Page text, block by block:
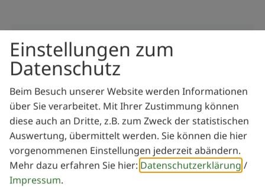
Möchten Sie vonOpenStreetMap/Leaflet
Ja Immer
Treffpunkt: Kiss Weißenburg, Westliche Ringstraße 2,
Einstellungen zum
Datenschutz
Beim Besuch unserer Website werden Informationen
über Sie verarbeitet. Mit Ihrer Zustimmung können
diese auch an Dritte, z.B. zum Zweck der statistischen
Auswertung, übermittelt werden. Sie können die hier
vorgenommenen Einstellungen jederzeit abändern.
Mehr dazu erfahren Sie hier: Datenschutzerklärung /
Impressum.